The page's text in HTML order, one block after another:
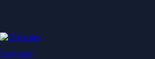
Derivados